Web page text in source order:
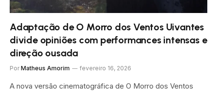
Adaptação de O Morro dos Ventos Uivantes
divide opiniões com performances intensas e
direção ousada
Por Matheus Amorim fevereiro 16, 2026
A nova versão cinematográfica de O Morro dos Ventos